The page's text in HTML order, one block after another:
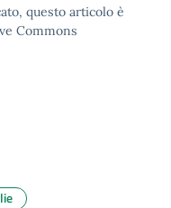
questo articolo è
Commons